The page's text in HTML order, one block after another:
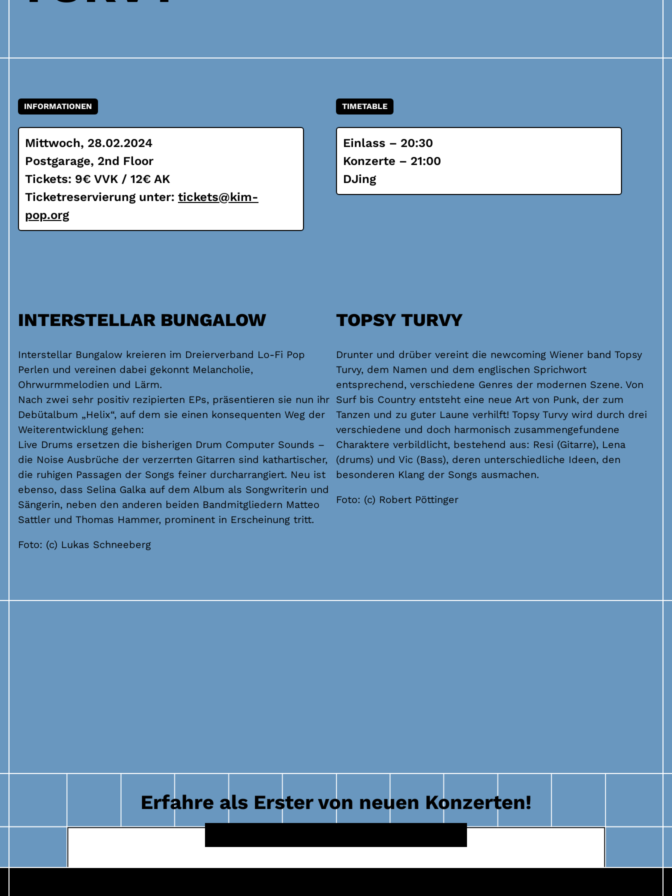
INFORMATIONEN
Mittwoch, 28.02.2024
Postgarage, 2nd Floor
Tickets: 9€ VVK / 12€ AK
Ticketreservierung unter: tickets@kim-
pop.org
TIMETABLE
Einlass – 20:30
Konzerte – 21:00
DJing
INTERSTELLAR BUNGALOW
Interstellar Bungalow kreieren im Dreierverband Lo-Fi Pop
Perlen und vereinen dabei gekonnt Melancholie,
Ohrwurmmelodien und Lärm.
Nach zwei sehr positiv rezipierten EPs, präsentieren sie nun ihr
Debütalbum „Helix“, auf dem sie einen konsequenten Weg der
Weiterentwicklung gehen:
Live Drums ersetzen die bisherigen Drum Computer Sounds –
die Noise Ausbrüche der verzerrten Gitarren sind kathartischer,
die ruhigen Passagen der Songs feiner durcharrangiert. Neu ist
ebenso, dass Selina Galka auf dem Album als Songwriterin und
Sängerin, neben den anderen beiden Bandmitgliedern Matteo
Sattler und Thomas Hammer, prominent in Erscheinung tritt.
Foto: (c) Lukas Schneeberg
TOPSY TURVY
Drunter und drüber vereint die newcoming Wiener band Topsy
Turvy, dem Namen und dem englischen Sprichwort
entsprechend, verschiedene Genres der modernen Szene. Von
Surf bis Country entsteht eine neue Art von Punk, der zum
Tanzen und zu guter Laune verhilft! Topsy Turvy wird durch drei
verschiedene und doch harmonisch zusammengefundene
Charaktere verbildlicht, bestehend aus: Resi (Gitarre), Lena
(drums) und Vic (Bass), deren unterschiedliche Ideen, den
besonderen Klang der Songs ausmachen.
Foto: (c) Robert Pöttinger
Erfahre als Erster von neuen Konzerten!